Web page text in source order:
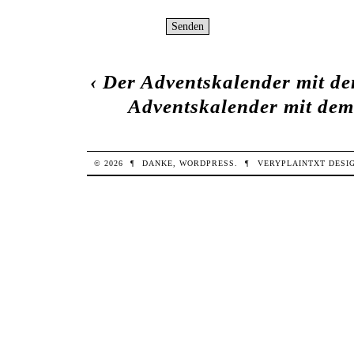
‹ Der Adventskalender mit
Adventskalender mit
© 2026 ¶ DANKE,WORDPRESS. ¶ VERYPLAINTXT